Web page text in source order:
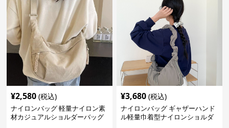
¥2,580 (税込)
ナイロンバッグ 軽量ナイロン素
材カジュアルショルダーバッグ
¥3,680 (税込)
ナイロンバッグ ギャザーハンド
ル軽量巾着型ナイロンショルダ